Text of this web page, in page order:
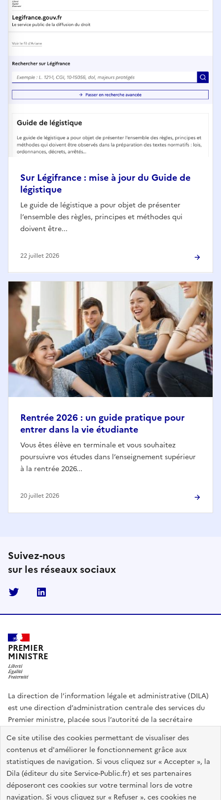
Ce site utilise des cookies permettant de visualiser des
contenus et d'améliorer le fonctionnement grâce aux
statistiques de navigation. Si vous cliquez sur « Accepter », la
Dila (éditeur du site Service-Public.fr) et ses partenaires
déposeront ces cookies sur votre terminal lors de votre
navigation. Si vous cliquez sur « Refuser », ces cookies ne
Sur Légifrance : mise à jour du Guide de
légistique
Le guide de légistique a pour objet de présenter
l’ensemble des règles, principes et méthodes qui
doivent être...
22 juillet 2026
Rentrée 2026 : un guide pratique pour
entrer dans la vie étudiante
Vous êtes élève en terminale et vous souhaitez
poursuivre vos études dans l’enseignement supérieur
à la rentrée 2026...
20 juillet 2026
Suivez-nous
sur les réseaux sociaux
Twitter
PREMIER
MINISTRE
La direction de l’information légale et administrative (DILA)
est une direction d’administration centrale des services du
Premier ministre, placée sous l’autorité de la secrétaire
info.gouv.fr
assemblee-nationale.fr
sénat.fr
Répertoire des informations publiques